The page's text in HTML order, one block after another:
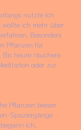
nutzte ich
ich mehr über
Besonders
Pflanzen für
Bis heute räuchere
oder zur
Pflanzen besser
Spaziergänge
ich,